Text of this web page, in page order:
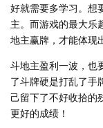
好就需要多学习。想
主。而游戏的最大乐
地主赢牌，才能体现
斗地主盈利一波，也
了斗牌硬是打乱了手
己留下了不好收拾的
更好的成绩！